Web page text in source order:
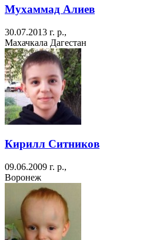
Мухаммад Алиев
30.07.2013 г. р.,
Махачкала Дагестан
Кирилл Ситников
09.06.2009 г. р.,
Воронеж